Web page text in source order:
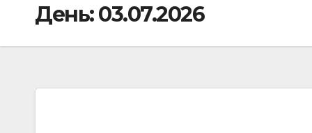
День:03.07.2026